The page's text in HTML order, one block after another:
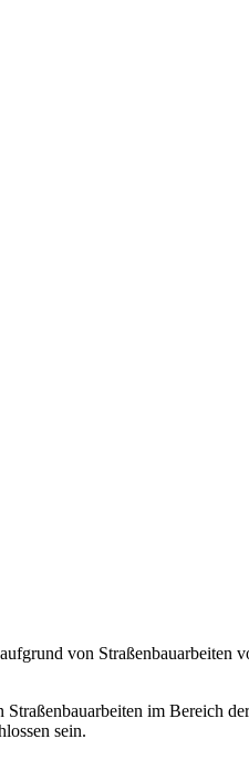
von Straßenbauarbeiten
im Bereich
sein.